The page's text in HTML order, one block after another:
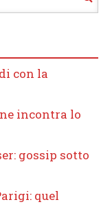
con la
incontra lo
gossip sotto
quel